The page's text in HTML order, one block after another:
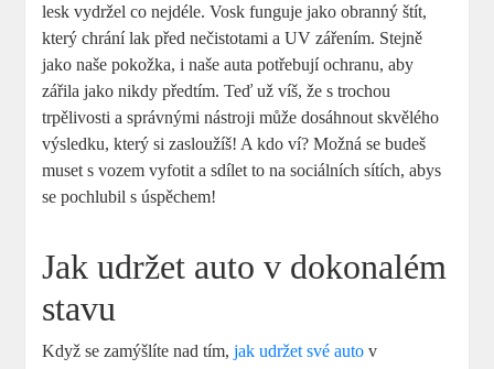
lesk vydržel co nejdéle. Vosk funguje jako obranný štít,
který chrání lak před nečistotami a UV zářením. Stejně
jako naše pokožka, i naše auta potřebují ochranu, aby
zářila jako nikdy předtím. Teď už víš, že s trochou
trpělivosti a správnými nástroji může dosáhnout skvělého
výsledku, který si zasloužíš! A kdo ví? Možná se budeš
muset s vozem vyfotit a sdílet to na sociálních sítích, abys
se pochlubil s úspěchem!
Jak udržet auto v dokonalém
stavu
Když se zamýšlíte nad tím,jak udržet své auto v